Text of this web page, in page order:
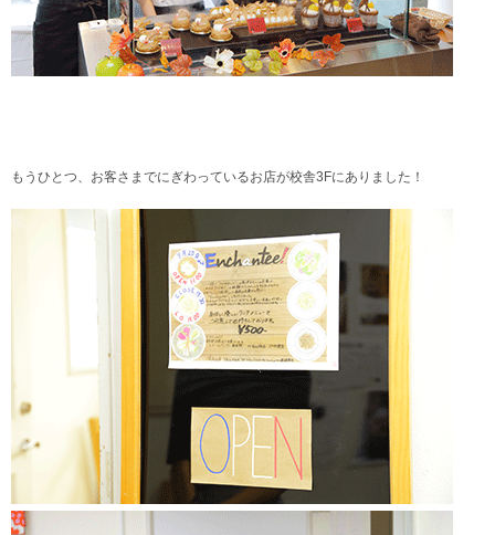
もうひとつ、お客さまでにぎわっているお店が校舎3Fにありました！